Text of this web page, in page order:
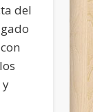
del
y